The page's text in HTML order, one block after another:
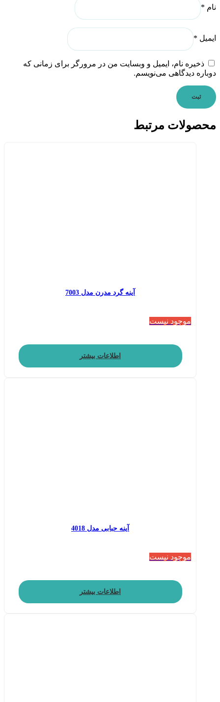
نام *
ایمیل *
ذخیره نام، ایمیل و وبسایت من در مرورگر برای زمانی که
دوباره دیدگاهی می‌نویسم.
محصولات مرتبط
آینه گرد مدرن مدل 7003
موجود نیست
اطلاعات بیشتر
آینه حبابی مدل 4018
موجود نیست
اطلاعات بیشتر